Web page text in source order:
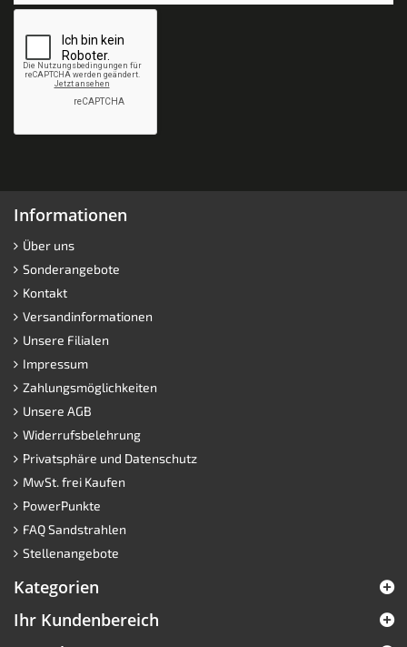
Informationen
Über uns
Sonderangebote
Kontakt
Versandinformationen
Unsere Filialen
Impressum
Zahlungsmöglichkeiten
Unsere AGB
Widerrufsbelehrung
Privatsphäre und Datenschutz
MwSt. frei Kaufen
PowerPunkte
FAQ Sandstrahlen
Stellenangebote
Kategorien
Ihr Kundenbereich